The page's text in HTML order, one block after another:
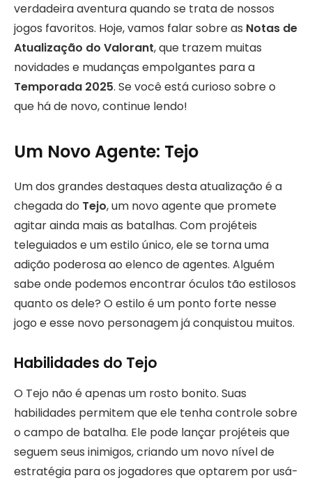
verdadeira aventura quando se trata de nossos
jogos favoritos. Hoje, vamos falar sobre as Notas de
Atualização do Valorant, que trazem muitas
novidades e mudanças empolgantes para a
Temporada 2025. Se você está curioso sobre o
que há de novo, continue lendo!
Um Novo Agente: Tejo
Um dos grandes destaques desta atualização é a
chegada do Tejo, um novo agente que promete
agitar ainda mais as batalhas. Com projéteis
teleguiados e um estilo único, ele se torna uma
adição poderosa ao elenco de agentes. Alguém
sabe onde podemos encontrar óculos tão estilosos
quanto os dele? O estilo é um ponto forte nesse
jogo e esse novo personagem já conquistou muitos.
Habilidades do Tejo
O Tejo não é apenas um rosto bonito. Suas
habilidades permitem que ele tenha controle sobre
o campo de batalha. Ele pode lançar projéteis que
seguem seus inimigos, criando um novo nível de
estratégia para os jogadores que optarem por usá-